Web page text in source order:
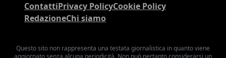
ContattiPrivacy PolicyCookie Policy
RedazioneChi siamo
Questo sito non rappresenta una testata giornalistica in quanto viene
aggiornato senza alcuna periodicità. Non può pertanto considerarsi un